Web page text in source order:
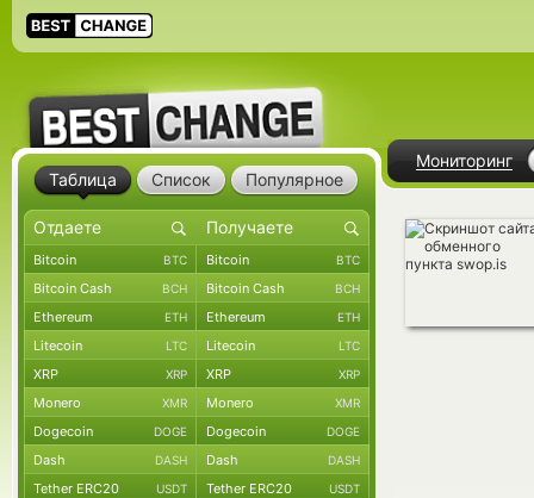
Мониторинг
Таблица Список Популярное
Bitcoin BTC Bitcoin BTC
Bitcoin Cash BCH Bitcoin Cash BCH
Ethereum ETH Ethereum ETH
Litecoin LTC Litecoin LTC
XRP XRP XRP XRP
Monero XMR Monero XMR
Dogecoin DOGE Dogecoin DOGE
Dash DASH Dash DASH
Tether ERC20 USDT Tether ERC20 USDT